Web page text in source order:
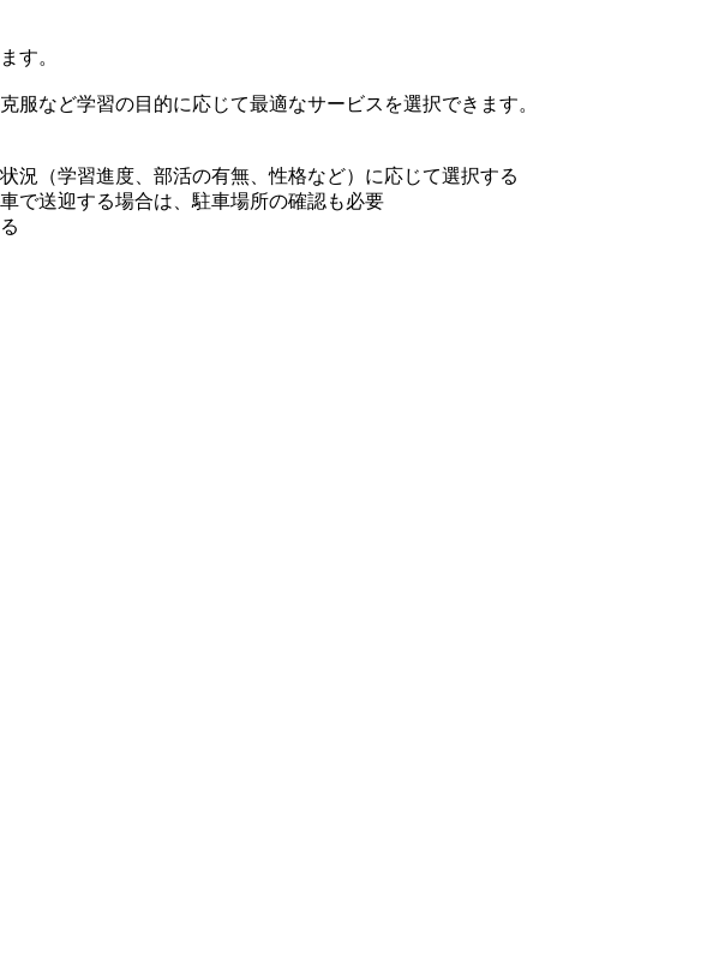
す。
など学習の目的に応じて最適なサービスを選択できます。
況（学習進度、部活の有無、性格など）に応じて選択する
で送迎する場合は、駐車場所の確認も必要